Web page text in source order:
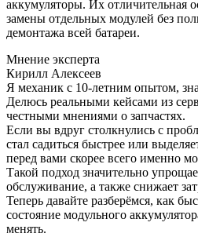
аккумуляторы. Их отличительная
замены отдельных модулей без
демонтажа всей батареи.
Мнение эксперта
Кирилл Алексеев
Я механик с 10-летним опытом,
Делюсь реальными кейсами из
честными мнениями о запчастях.
Если вы вдруг столкнулись с
стал садиться быстрее или
перед вами скорее всего именно
Такой подход значительно
обслуживание, а также снижает
Теперь давайте разберёмся, как
состояние модульного
менять.